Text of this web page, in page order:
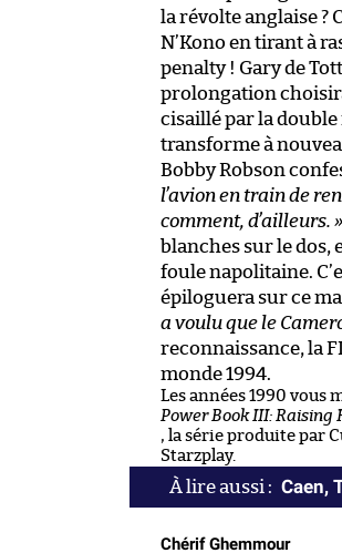
la révolte anglaise ?
N’Kono en tirant à
penalty ! Gary de
prolongation
cisaillé par la double
transforme à
Bobby Robson
l’avion en train de
comment, d’ailleurs. »
blanches sur le dos,
foule napolitaine.
épiloguera sur ce
a voulu que le
reconnaissance, la
monde 1994.
Les années 1990 vous
Power Book III: Raising
, la série produite par
Starzplay.
Caen,
Chérif Ghemmour